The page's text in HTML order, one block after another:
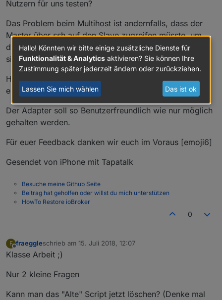
Nutzern für uns testen?
Das Problem beim Multihost ist andernfalls, dass der
Master über ssh auf den Slave zugreifen müsste, um
den kompletten Pfad des iobroker auf dem slave zu
sichern.
Hier wäre aber wieder Handarbeit gefordert, was wir
eigentlich nicht unbedingt wollen.
Der Adapter soll so Benutzerfreundlich wie nur möglich
gehalten werden.
Für euer Feedback danken wir euch im Voraus [emoji6]
Gesendet von iPhone mit Tapatalk
Besuche meine Github Seite
Beitrag hat geholfen oder willst du mich unterstützen
HowTo Restore ioBroker
0
F
Offline
fraeggleschrieb am 15. Juli 2018, 12:07
zuletzt editiert von
Klasse Arbeit ;)
Nur 2 kleine Fragen
Kann man das "Alte" Script jetzt löschen? (Denke mal
Hallo! Könnten wir bitte einige zusätzliche Dienste für
Funktionalität & Analytics aktivieren? Sie können Ihre
Zustimmung später jederzeit ändern oder zurückziehen.
Lassen Sie mich wählen Das ist ok